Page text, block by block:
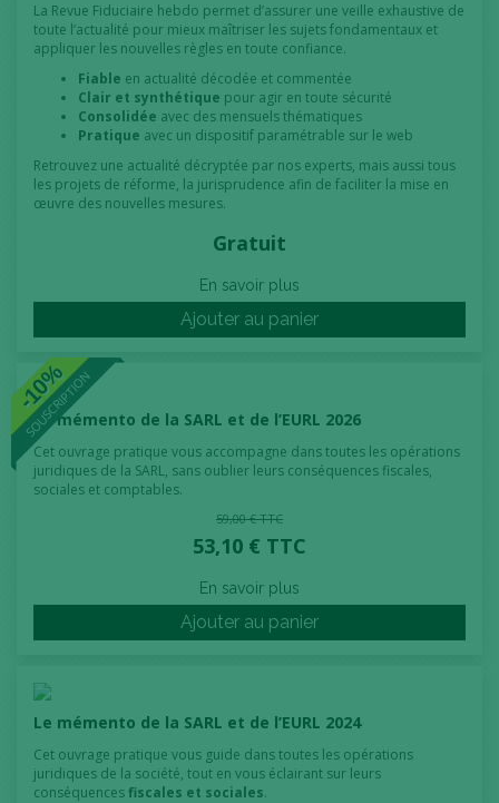
La Revue Fiduciaire hebdo permet d’assurer une veille exhaustive de
toute l’actualité pour mieux maîtriser les sujets fondamentaux et
appliquer les nouvelles règles en toute confiance.
Fiable en actualité décodée et commentée
Clair et synthétique pour agir en toute sécurité
Consolidée avec des mensuels thématiques
Pratique avec un dispositif paramétrable sur le web
Retrouvez une actualité décryptée par nos experts, mais aussi tous
les projets de réforme, la jurisprudence afin de faciliter la mise en
œuvre des nouvelles mesures.
Gratuit
En savoir plus
Ajouter au panier
SOUSCRIPTION
-10%
Le mémento de la SARL et de l’EURL 2026
Cet ouvrage pratique vous accompagne dans toutes les opérations
juridiques de la SARL, sans oublier leurs conséquences fiscales,
sociales et comptables.
59,00 € TTC
53,10 € TTC
En savoir plus
Ajouter au panier
Le mémento de la SARL et de l’EURL 2024
Cet ouvrage pratique vous guide dans toutes les opérations
juridiques de la société, tout en vous éclairant sur leurs
conséquencesfiscales et sociales.